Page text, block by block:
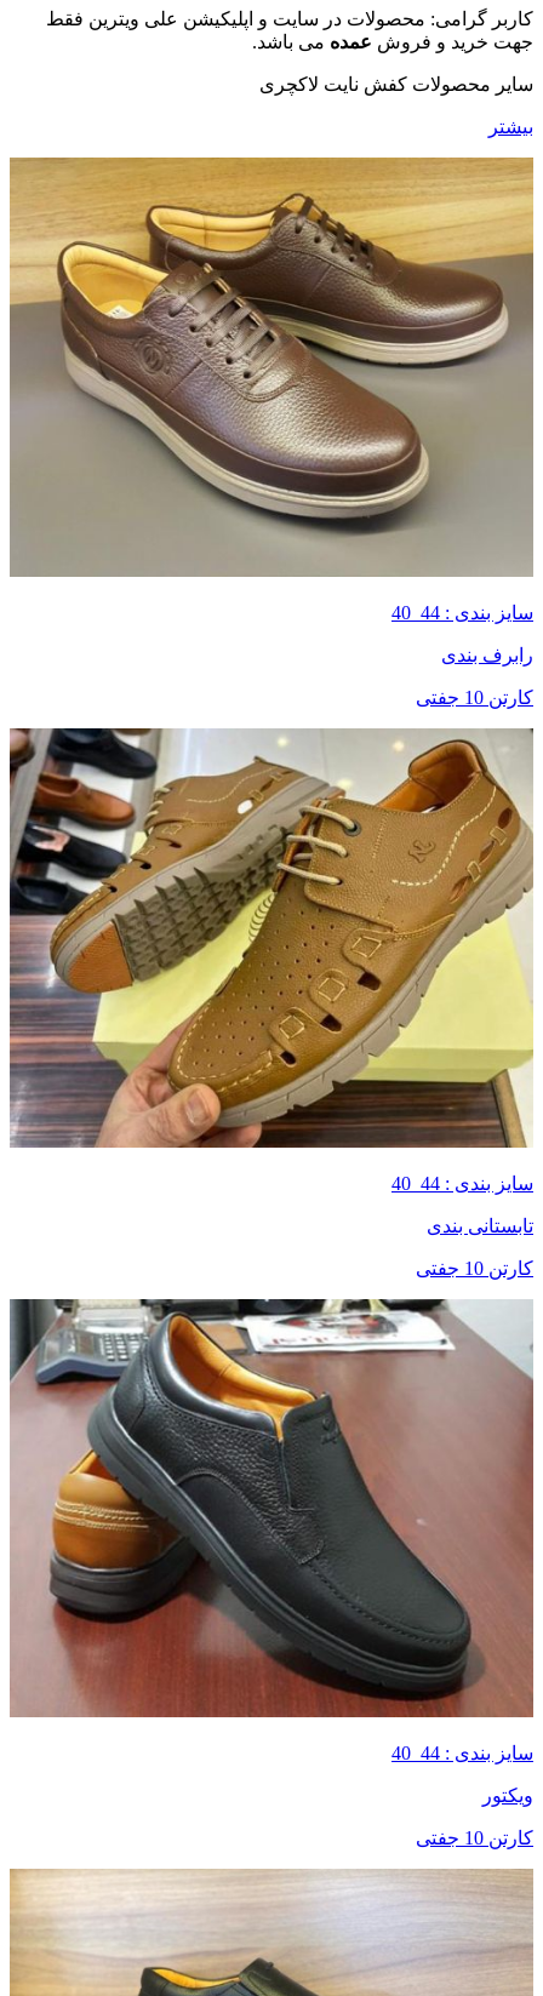
کاربر گرامی: محصولات در سایت و اپلیکیشن علی ویترین فقط
جهت خرید و فروش عمده می باشد.
سایر محصولات کفش نایت لاکچری
بیشتر
سایز بندی : 44_40
رابرف بندی
کارتن 10 جفتی
سایز بندی : 44_40
تابستانی بندی
کارتن 10 جفتی
سایز بندی : 44_40
ویکتور
کارتن 10 جفتی